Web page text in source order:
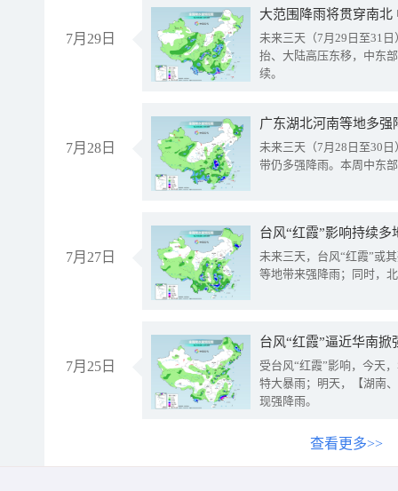
7月29日
大范围降雨将贯穿南
未来三天（7月29日至31
抬、大陆高压东移，中东
续。
7月28日
广东湖北河南等地多
未来三天（7月28日至30
带仍多强降雨。本周中东
7月27日
台风“红霞”影响持续
未来三天，台风“红霞”或
等地带来强降雨；同时，
7月25日
台风“红霞”逼近华南
受台风“红霞”影响，今天
特大暴雨；明天，【湖南
现强降雨。
查看更多>>